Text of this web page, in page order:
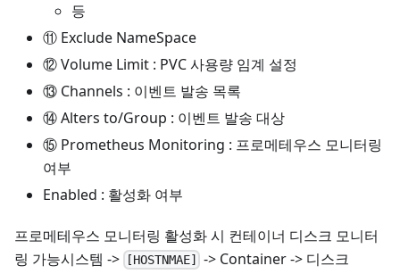
등
⑪ Exclude NameSpace
⑫ Volume Limit : PVC 사용량 임계 설정
⑬ Channels : 이벤트 발송 목록
⑭ Alters to/Group : 이벤트 발송 대상
⑮ Prometheus Monitoring : 프로메테우스 모니터링
여부
Enabled : 활성화 여부
프로메테우스 모니터링 활성화 시 컨테이너 디스크 모니터
링 가능시스템 ->
[HOSTNMAE] -> Container -> 디스크